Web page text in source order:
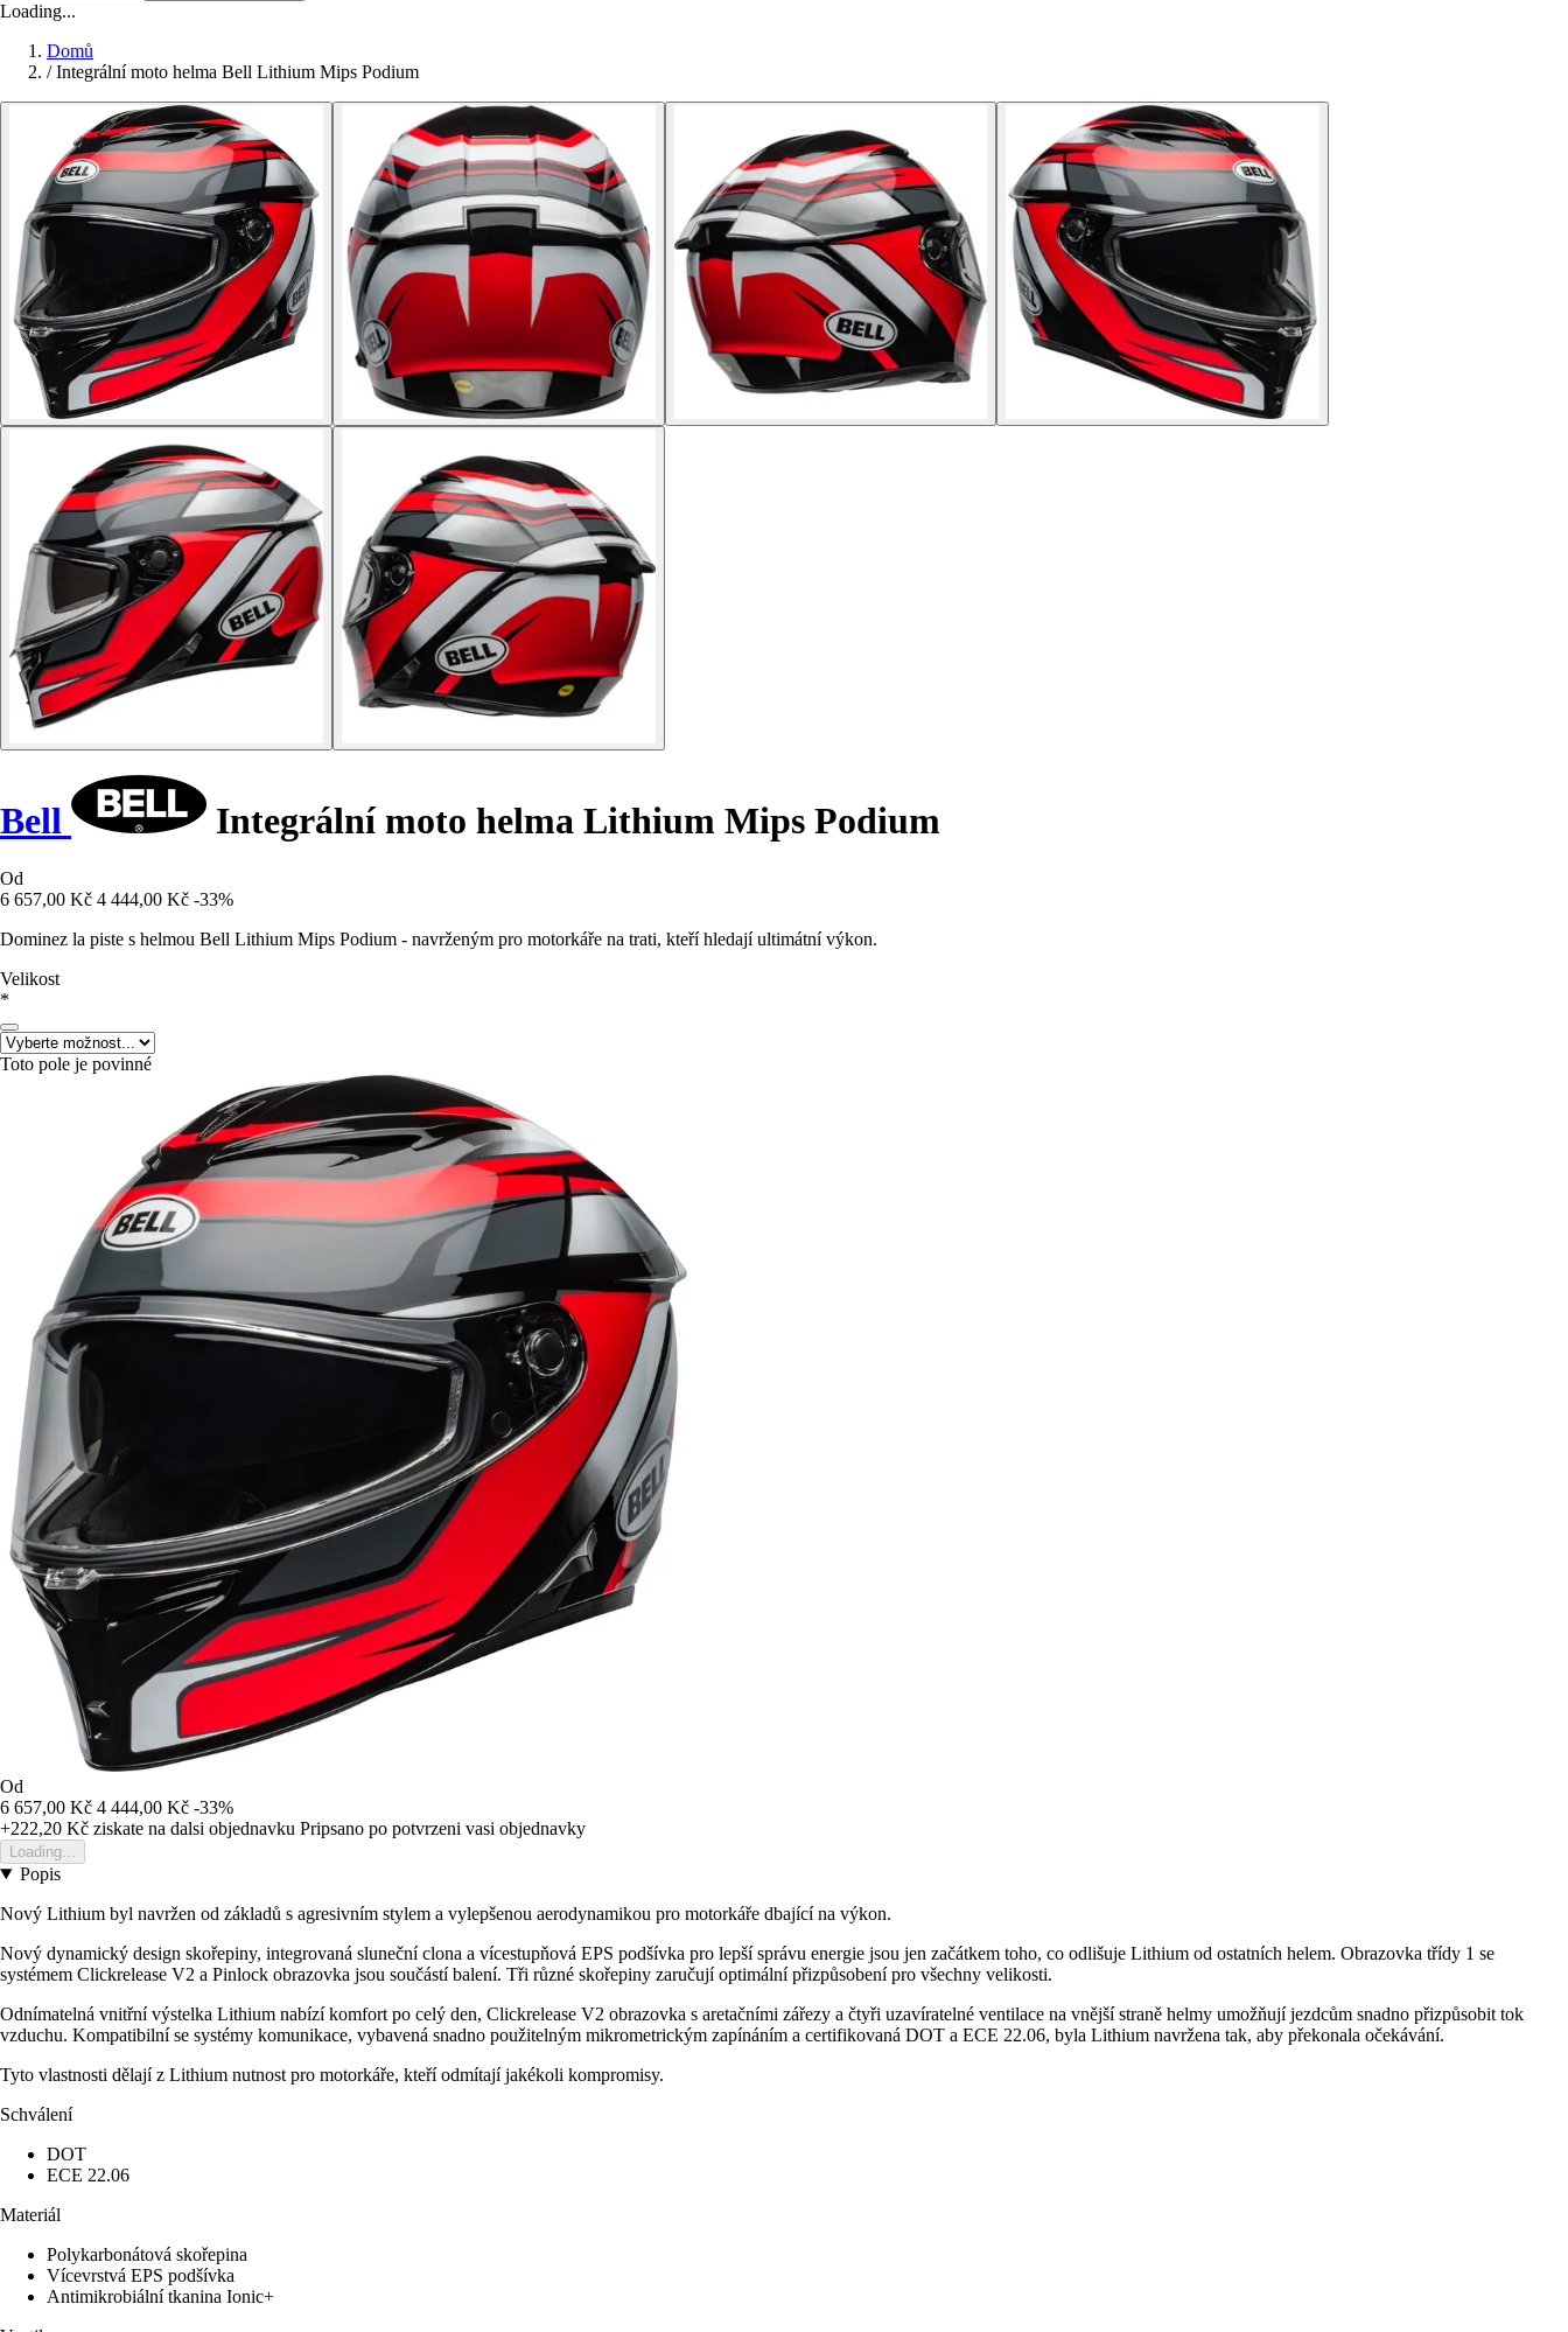
Loading...
Domů
/ Integrální moto helma Bell Lithium Mips Podium
Bell Integrální moto helma Lithium Mips Podium
Od
6 657,00 Kč 4 444,00 Kč -33%
Dominez la piste s helmou Bell Lithium Mips Podium - navrženým pro motorkáře na trati, kteří hledají ultimátní výkon.
Velikost
*
Toto pole je povinné
Od
6 657,00 Kč 4 444,00 Kč -33%
+222,20 Kč ziskate na dalsi objednavku Pripsano po potvrzeni vasi objednavky
Loading...
Popis
Nový Lithium byl navržen od základů s agresivním stylem a vylepšenou aerodynamikou pro motorkáře dbající na výkon.
Nový dynamický design skořepiny, integrovaná sluneční clona a vícestupňová EPS podšívka pro lepší správu energie jsou jen začátkem toho, co odlišuje Lithium od ostatních helem. Obrazovka třídy 1 se
systémem Clickrelease V2 a Pinlock obrazovka jsou součástí balení. Tři různé skořepiny zaručují optimální přizpůsobení pro všechny velikosti.
Odnímatelná vnitřní výstelka Lithium nabízí komfort po celý den, Clickrelease V2 obrazovka s aretačními zářezy a čtyři uzavíratelné ventilace na vnější straně helmy umožňují jezdcům snadno přizpůsobit tok
vzduchu. Kompatibilní se systémy komunikace, vybavená snadno použitelným mikrometrickým zapínáním a certifikovaná DOT a ECE 22.06, byla Lithium navržena tak, aby překonala očekávání.
Tyto vlastnosti dělají z Lithium nutnost pro motorkáře, kteří odmítají jakékoli kompromisy.
Schválení
DOT
ECE 22.06
Materiál
Polykarbonátová skořepina
Vícevrstvá EPS podšívka
Antimikrobiální tkanina Ionic+